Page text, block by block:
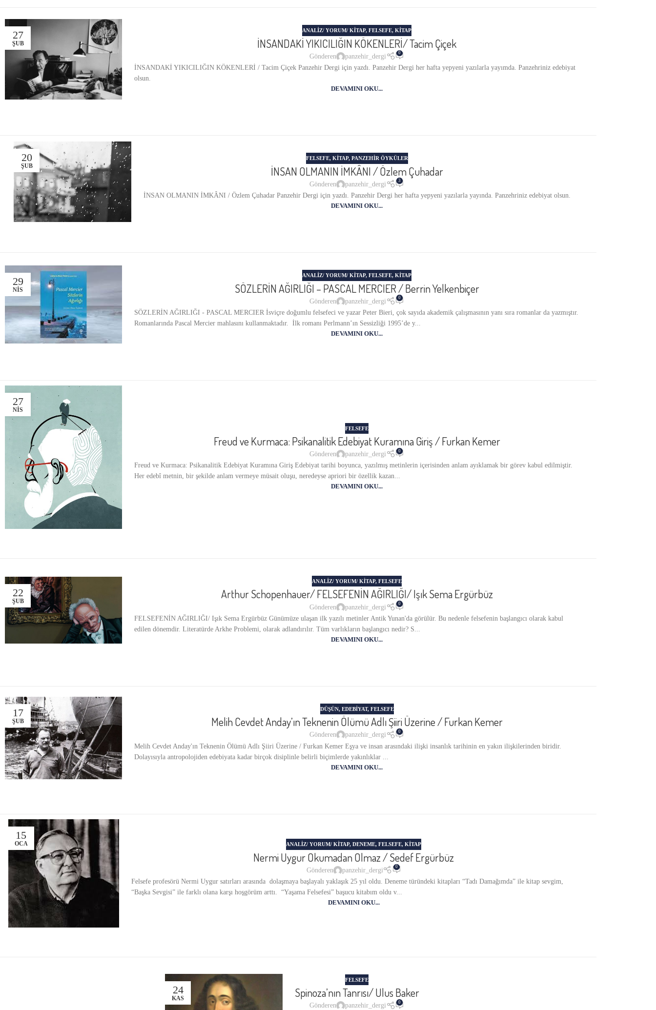
27
ŞUB
ANALIZ/ YORUM/ KITAP,FELSEFE,KITAP
İNSANDAKİ YIKICILIĞIN KÖKENLERİ/ Tacim Çiçek
Gönderen panzehir_dergi 0
İNSANDAKİ YIKICILIĞIN KÖKENLERİ / Tacim Çiçek Panzehir Dergi için yazdı. Panzehir Dergi her hafta yepyeni yazılarla yayımda. Panzehriniz edebiyat
olsun.
DEVAMINI OKU...
20
ŞUB
FELSEFE, KITAP, PANZEHIR ÖYKÜLER
İNSAN OLMANIN İMKÂNI / Özlem Çuhadar
Gönderen panzehir_dergi 3
İNSAN OLMANIN İMKÂNI / Özlem Çuhadar Panzehir Dergi için yazdı. Panzehir Dergi her hafta yepyeni yazılarla yayında. Panzehriniz edebiyat olsun.
DEVAMINI OKU...
29
NIS
ANALIZ/ YORUM/ KITAP,FELSEFE,KITAP
SÖZLERİN AĞIRLIĞI – PASCAL MERCIER / Berrin Yelkenbiçer
Gönderen panzehir_dergi 0
SÖZLERİN AĞIRLIĞI - PASCAL MERCIER İsviçre doğumlu felsefeci ve yazar Peter Bieri, çok sayıda akademik çalışmasının yanı sıra romanlar da yazmıştır.
Romanlarında Pascal Mercier mahlasını kullanmaktadır. İlk romanı Perlmann’ın Sessizliği 1995’de y...
DEVAMINI OKU...
27
NIS
FELSEFE
Freud ve Kurmaca: Psikanalitik Edebiyat Kuramına Giriş / Furkan Kemer
Gönderen panzehir_dergi 0
Freud ve Kurmaca: Psikanalitik Edebiyat Kuramına Giriş Edebiyat tarihi boyunca, yazılmış metinlerin içerisinden anlam ayıklamak bir görev kabul edilmiştir.
Her edebî metnin, bir şekilde anlam vermeye müsait oluşu, neredeyse apriori bir özellik kazan...
DEVAMINI OKU...
22
ŞUB
ANALIZ/ YORUM/ KITAP,FELSEFE
Arthur Schopenhauer/ FELSEFENİN AĞIRLIĞI/ Işık Sema Ergürbüz
Gönderen panzehir_dergi 0
FELSEFENİN AĞIRLIĞI/ Işık Sema Ergürbüz Günümüze ulaşan ilk yazılı metinler Antik Yunan'da görülür. Bu nedenle felsefenin başlangıcı olarak kabul
edilen dönemdir. Literatürde Arkhe Problemi, olarak adlandırılır. Tüm varlıkların başlangıcı nedir? S...
DEVAMINI OKU...
17
ŞUB
DÜŞÜN, EDEBİYAT, FELSEFE
Melih Cevdet Anday’ın Teknenin Ölümü Adlı Şiiri Üzerine / Furkan Kemer
Gönderen panzehir_dergi 0
Melih Cevdet Anday'ın Teknenin Ölümü Adlı Şiiri Üzerine / Furkan Kemer Eşya ve insan arasındaki ilişki insanlık tarihinin en yakın ilişkilerinden biridir.
Dolayısıyla antropolojiden edebiyata kadar birçok disiplinle belirli biçimlerde yakınlıklar ...
DEVAMINI OKU...
15
OCA ANALIZ/ YORUM/ KITAP, DENEME, FELSEFE, KITAP
Nermi Uygur Okumadan Olmaz / Sedef Ergürbüz
Gönderen panzehir_dergi 0
Felsefe profesörü Nermi Uygur satırları arasında dolaşmaya başlayalı yaklaşık 25 yıl oldu. Deneme türündeki kitapları “Tadı Damağımda” ile kitap sevgim,
“Başka Sevgisi” ile farklı olana karşı hoşgörüm arttı. “Yaşama Felsefesi” başucu kitabım oldu v...
DEVAMINI OKU...
24
KAS
FELSEFE
Spinoza’nın Tanrısı/ Ulus Baker
Gönderen panzehir_dergi 0